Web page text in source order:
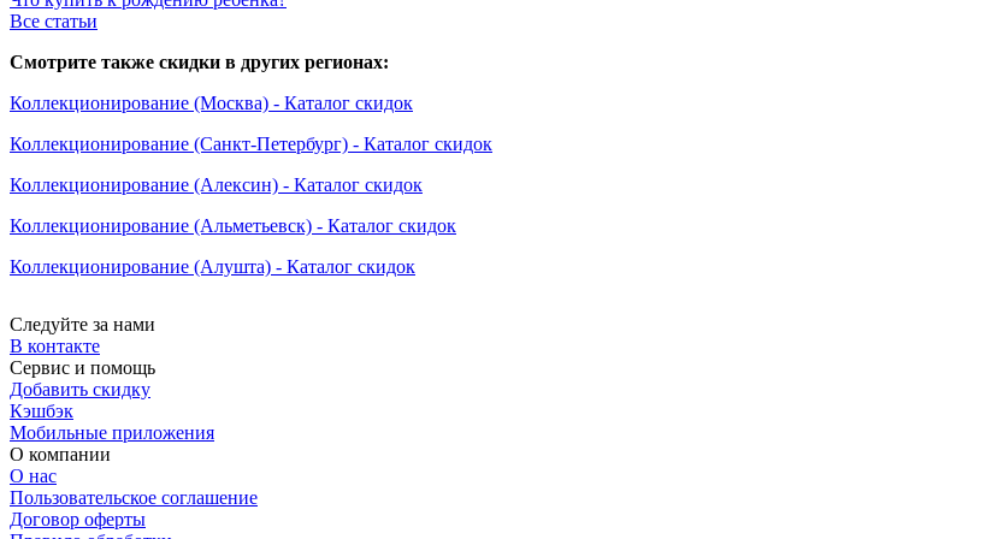
Все статьи
Смотрите также скидки в других регионах:
Коллекционирование (Москва) - Каталог скидок
Коллекционирование (Санкт-Петербург) - Каталог скидок
Коллекционирование (Алексин) - Каталог скидок
Коллекционирование (Альметьевск) - Каталог скидок
Коллекционирование (Алушта) - Каталог скидок
Следуйте за нами
В контакте
Сервис и помощь
Добавить скидку
Кэшбэк
Мобильные приложения
О компании
О нас
Пользовательское соглашение
Договор оферты